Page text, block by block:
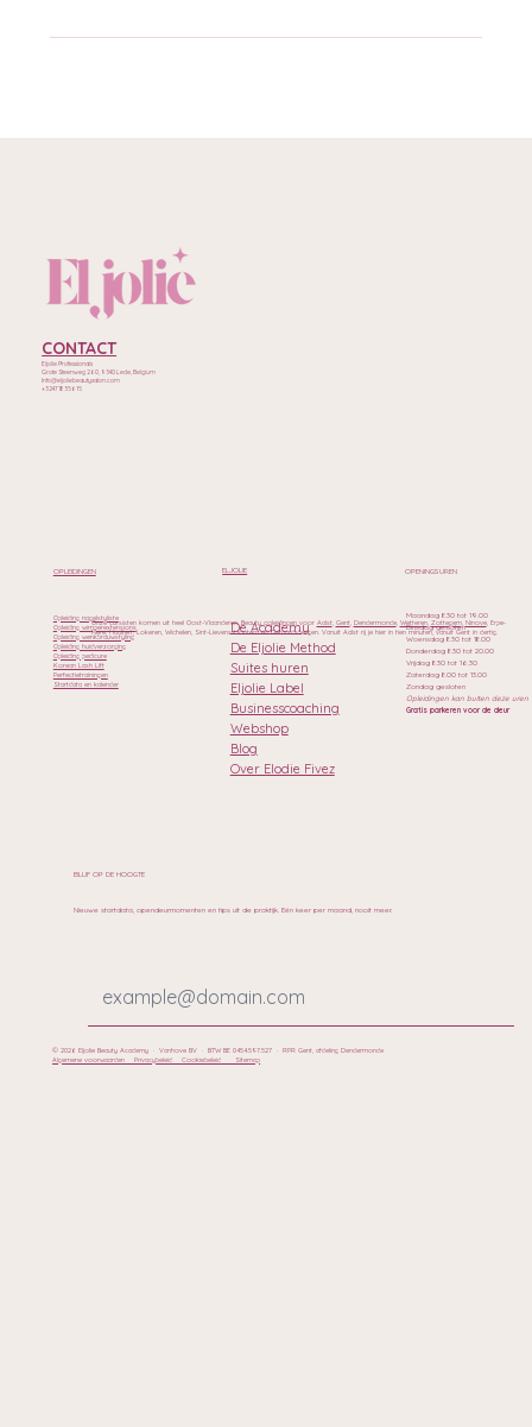
Maandag 8.30 tot 19.00
Dinsdag gesloten
Woensdag 8.30 tot 18.00
Donderdag 8.30 tot 20.00
Vrijdag 8.30 tot 16.30
Zaterdag 8.00 tot 13.00
Zondag gesloten
Opleidingen kan buiten deze uren
Gratis parkeren voor de deur
OPENINGSUREN
De Academy
De Eljolie Method
Suites huren
Eljolie Label
Businesscoaching
Webshop
Blog
Over Elodie Fivez
ELJOLIE
Opleiding nagelstyliste
Opleiding wimperextensions
Opleiding wenkbrauwstyling
Opleiding huidverzorging
Opleiding pedicure
Korean Lash Lift
Perfectietrainingen
Startdata en kalender
OPLEIDINGEN
CONTACT
Eljolie Professionals
Grote Steenweg 260, 9340 Lede, Belgium
Info@eljoliebeautysalon.com
+32471835615
BLIJF OP DE HOOGTE
Nieuwe startdata, opendeurmomenten en tips uit de praktijk. Eén keer per maand, nooit meer.
Onze cursisten komen uit heel Oost-Vlaanderen. Beauty opleidingen voor Aalst, Gent, Dendermonde, Wetteren, Zottegem, Ninove, Erpe-
Mere, Haaltert, Lokeren, Wichelen, Sint-Lievens-Houtem en Geraardsbergen. Vanuit Aalst rij je hier in tien minuten, vanuit Gent in dertig.
© 2026 Eljolie Beauty Academy · Vanhove BV · BTW BE 0454.597.527 · RPR Gent, afdeling Dendermonde
Algemene voorwaardenPrivacybeleidCookiebeleid Sitemap